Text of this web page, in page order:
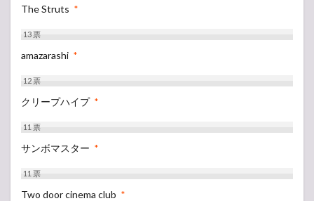
The Struts *
13票
amazarashi *
12票
クリープハイプ *
11票
サンボマスター *
11票
Two door cinema club *